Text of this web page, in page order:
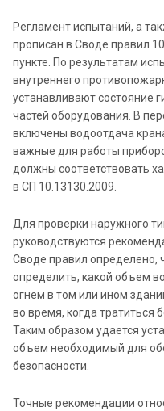
Регламент испытаний, а
прописан в Своде правил
пункте. По результатам
внутреннего
устанавливают состояние
частей оборудования. В
включены водоотдача
важные для работы
должны соответствовать
в СП 10.13130.2009.
Для проверки наружного
руководствуются
Своде правил определено,
определить, какой объем
огнем в том или ином
во время, когда тратиться
Таким образом удается
объем необходимый для
безопасности.
Точные рекомендации